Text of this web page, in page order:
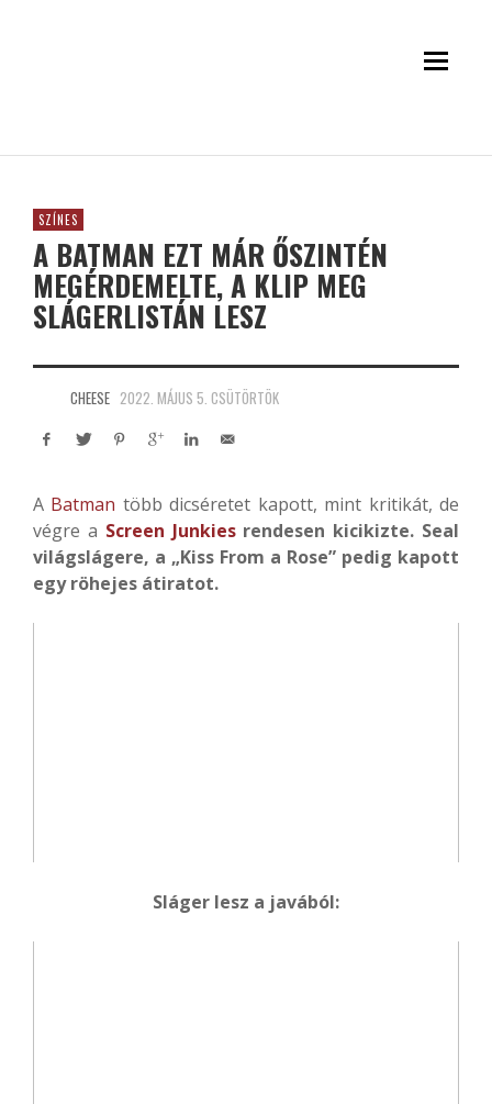
SZÍNES
A BATMAN EZT MÁR ŐSZINTÉN
MEGÉRDEMELTE, A KLIP MEG
SLÁGERLISTÁN LESZ
CHEESE 2022. MÁJUS 5. CSÜTÖRTÖK
A Batman több dicséretet kapott, mint kritikát, de
végre a Screen Junkiesrendesen kicikizte. Seal
világslágere, a „Kiss From a Rose” pedig kapott
egy röhejes átiratot.
Sláger lesz a javából: